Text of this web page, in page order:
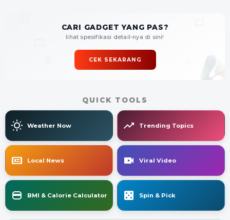
CARI GADGET YANG PAS?
lihat spesifikasi detail-nya di sini!
CEK SEKARANG
QUICK TOOLS
Weather Now Trending Topics
Local News Viral Video
BMI & Calorie Calculator Spin & Pick